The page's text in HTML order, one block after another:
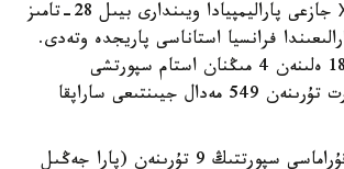
ايتا كەتسەك، ХVII جازعى پاراليمپيادا ويىندارى بيىل 28-تامىز
ارالىعىندا فرانسيا استاناسى پاريجدە وتەدى.
جارىسقا الەمنىڭ 184 ەلىنەن 4 مىڭنان استام سپورتشى
قاتىسىپ، 22 سپورت تۇرىنەن 549 مەدال جيىنتىعى ساراپقا
قازاقستان ۇلتتىق قۇراماسى سپورتتىڭ 9 تۇرىنەن (پارا جەڭىل